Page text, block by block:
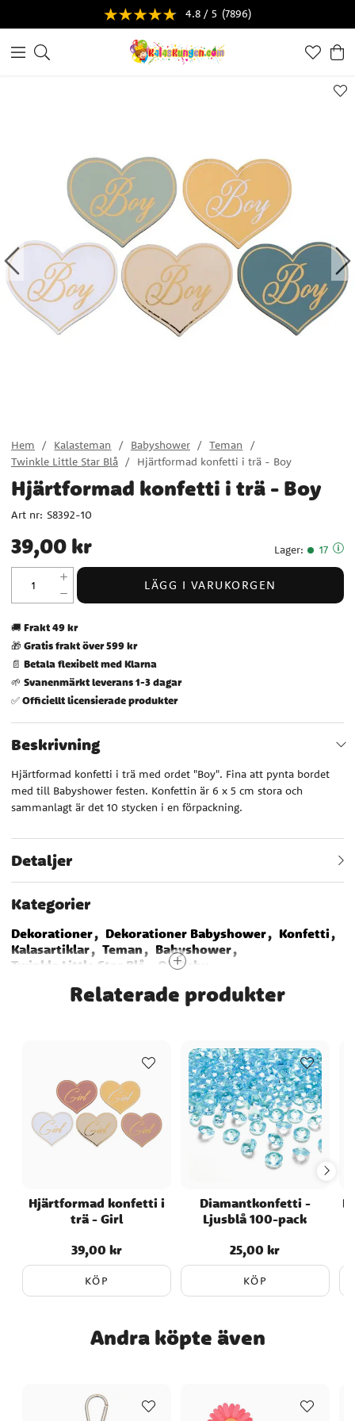
4.8 / 5 (7896)
Hem Kalasteman Babyshower
Teman
Twinkle Little Star Blå
Hjärtformad konfetti i trä - Boy
Hjärtformad konfetti i trä - Boy
Art nr: S8392-10
Pris: 39,00 kr
39,00 kr Lager: 17
LÄGG I VARUKORGEN
🚚 Frakt 49 kr
🎁 Gratis frakt över 599 kr
📄 Betala flexibelt med Klarna
🌱 Svanenmärkt leverans 1-3 dagar
✅Officiellt licensierade produkter
Beskrivning
Hjärtformad konfetti i trä med ordet "Boy". Fina att pynta bordet
med till Babyshower festen. Konfettin är 6 x 5 cm stora och
sammanlagt är det 10 stycken i en förpackning.
Detaljer
Kategorier
Dekorationer Dekorationer Babyshower
Konfetti
Kalasartiklar
Teman
Babyshower
Twinkle Little Star Blå
Oh Baby
Gender Reveal Party
Botanical Baby
Relaterade produkter
Hjärtformad konfetti i
trä - Girl
Pris:39,00 kr
39,00 kr
KÖP
Diamantkonfetti -
Ljusblå 100-pack
Pris:25,00 kr
25,00 kr
KÖP
Andra köpte även